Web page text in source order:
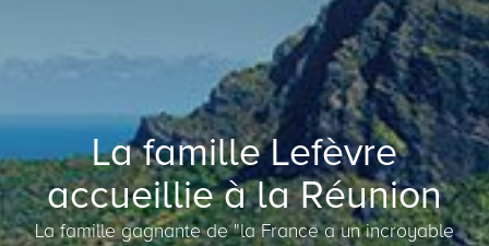
La famille Lefèvre
accueillie à la Réunion
La famille gagnante de "la France a un incroyable